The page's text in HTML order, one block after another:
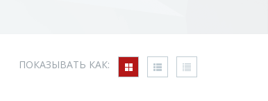
ПОКАЗЫВАТЬ КАК: